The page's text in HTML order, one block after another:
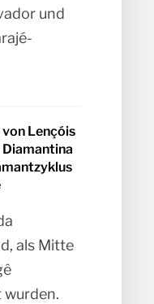
und
Lençóis
Diamantina
als Mitte